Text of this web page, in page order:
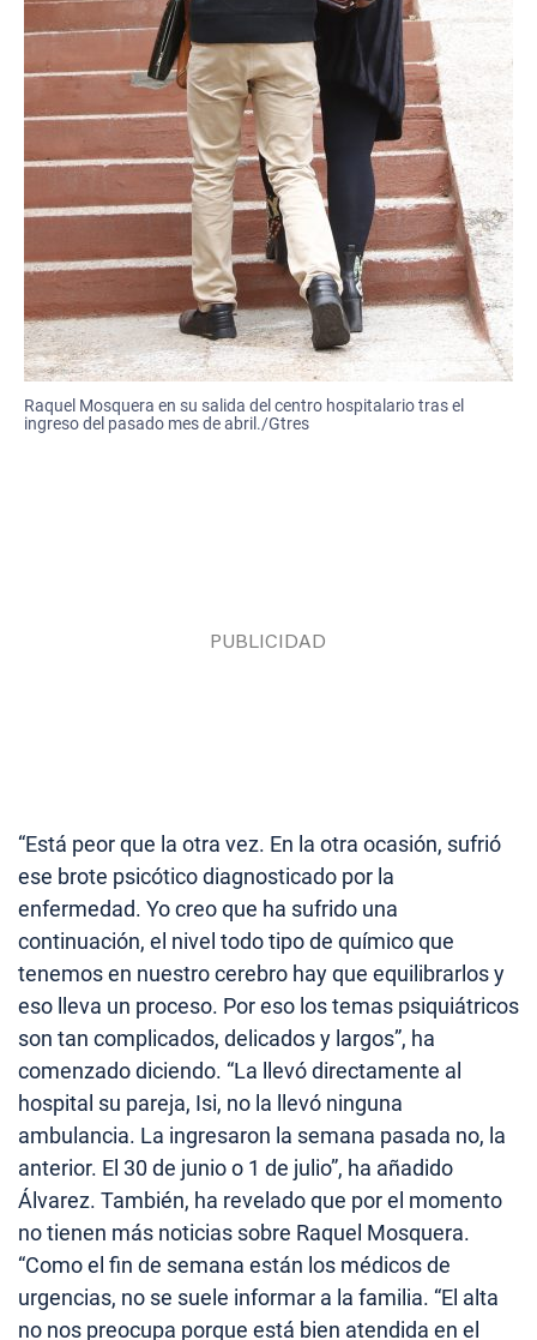
Raquel Mosquera en su salida del centro hospitalario tras el
ingreso del pasado mes de abril./Gtres
“Está peor que la otra vez. En la otra ocasión, sufrió
ese brote psicótico diagnosticado por la
enfermedad. Yo creo que ha sufrido una
continuación, el nivel todo tipo de químico que
tenemos en nuestro cerebro hay que equilibrarlos y
eso lleva un proceso. Por eso los temas psiquiátricos
son tan complicados, delicados y largos”, ha
comenzado diciendo. “La llevó directamente al
hospital su pareja, Isi, no la llevó ninguna
ambulancia. La ingresaron la semana pasada no, la
anterior. El 30 de junio o 1 de julio”, ha añadido
Álvarez. También, ha revelado que por el momento
no tienen más noticias sobre Raquel Mosquera.
“Como el fin de semana están los médicos de
urgencias, no se suele informar a la familia. “El alta
no nos preocupa porque está bien atendida en el